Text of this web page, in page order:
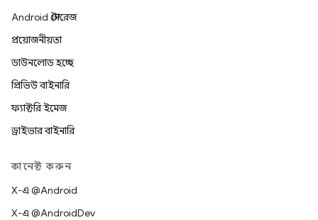
Android স্টোরেজ
প্রয়োজনীয়তা
ডাউনলোড হচ্ছে
প্রিভিউ বাইনারি
ফ্যাক্টরি ইমেজ
ড্রাইভার বাইনারি
কানেক্ট করুন
X-এ @Android
X-এ @AndroidDev